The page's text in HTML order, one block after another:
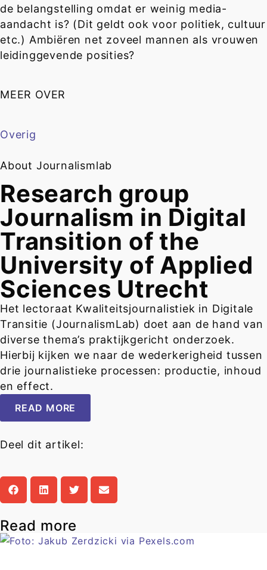
de belangstelling omdat er weinig media-
aandacht is? (Dit geldt ook voor politiek, cultuur
etc.) Ambiëren net zoveel mannen als vrouwen
leidinggevende posities?
MEER OVER
Overig
About Journalismlab
Research group
Journalism in Digital
Transition of the
University of Applied
Sciences Utrecht
Het lectoraat Kwaliteitsjournalistiek in Digitale
Transitie (JournalismLab) doet aan de hand van
diverse thema’s praktijkgericht onderzoek.
Hierbij kijken we naar de wederkerigheid tussen
drie journalistieke processen: productie, inhoud
en effect.
READ MORE
Deel dit artikel:
Read more